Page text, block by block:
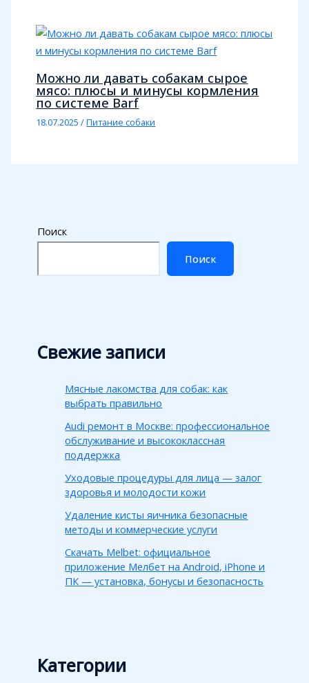
Можно ли давать собакам сырое
мясо: плюсы и минусы кормления
по системе Barf
18.07.2025/Питание собаки
Поиск
Поиск
Свежие записи
Мясные лакомства для собак: как
выбрать правильно
Audi ремонт в Москве: профессиональное
обслуживание и высококлассная
поддержка
Уходовые процедуры для лица — залог
здоровья и молодости кожи
Удаление кисты яичника безопасные
методы и коммерческие услуги
Скачать Melbet: официальное
приложение Мелбет на Android, iPhone и
ПК — установка, бонусы и безопасность
Категории